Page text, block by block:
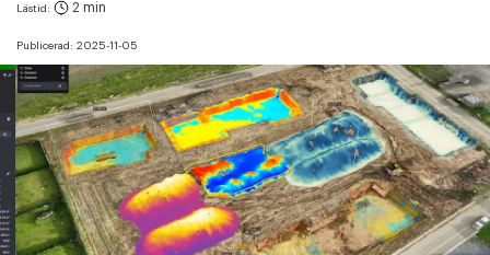
Publicerad: 2025-11-05
Lästid: 2 min